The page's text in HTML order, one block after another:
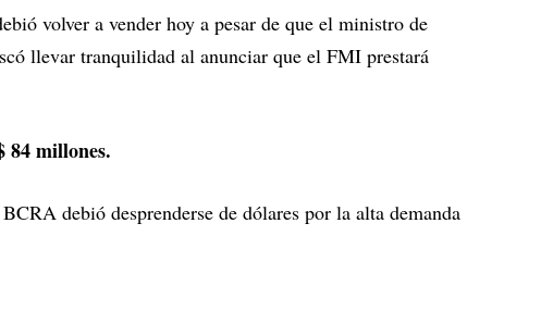
volver a vender hoy a pesar de que el ministro de
llevar tranquilidad al anunciar que el FMI prestará
84 millones.
debió desprenderse de dólares por la alta demanda